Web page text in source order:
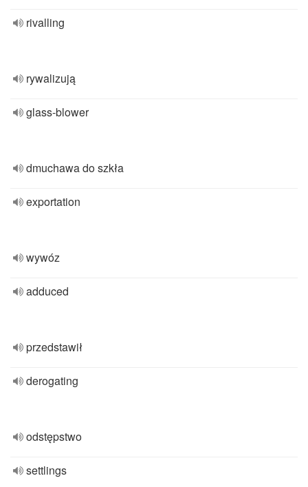
rivalling
rywalizują
glass-blower
dmuchawa do szkła
exportation
wywóz
adduced
przedstawił
derogating
odstępstwo
settlings